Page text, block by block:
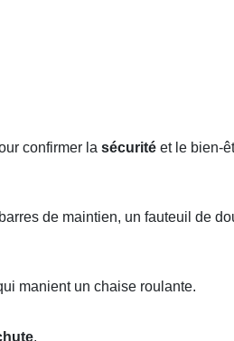
confirmer la sécurité et le bien-
de maintien, un fauteuil de
manient un chaise roulante.
.